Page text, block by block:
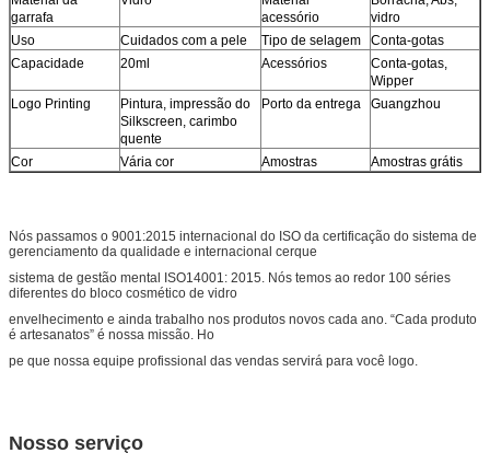
garrafa
acessório
vidro
Uso
Cuidados com a pele Tipo de selagem
Conta-gotas
Capacidade
20ml Acessórios
Conta-gotas,
Wipper
Logo Printing
Pintura, impressão do
Silkscreen, carimbo
quente
Porto da entrega Guangzhou
Cor Vária cor Amostras Amostras grátis
Nós passamos o 9001:2015 internacional do ISO da certificação do sistema de
gerenciamento da qualidade e internacional cerque
sistema de gestão mental ISO14001: 2015. Nós temos ao redor 100 séries
diferentes do bloco cosmético de vidro
envelhecimento e ainda trabalho nos produtos novos cada ano. “Cada produto
é artesanatos” é nossa missão. Ho
pe que nossa equipe profissional das vendas servirá para você logo.
Nosso serviço